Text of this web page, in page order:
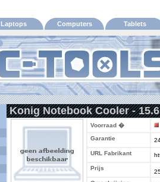
Laptops Computers Tablets
Konig Notebook Cooler -
Voorraad �
Garantie
URL Fabrikant
Prijs